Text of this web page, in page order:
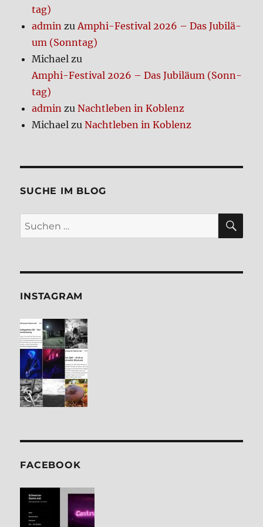
tag)
admin zuAmphi-Festi­val 2026 – Das Jubi­lä­
um (Sonn­tag)
Michael zu
Amphi-Festi­val 2026 – Das Jubi­lä­um (Sonn­
tag)
admin zuNacht­le­ben in Koblenz
Michael zuNacht­le­ben in Koblenz
SUCHE IM BLOG
Suchen
nach:
INSTA­GRAM
FACE­BOOK